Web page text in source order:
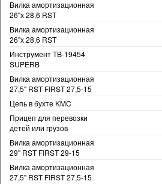
Вилка амортизационная
26"х 28,6 RST
Вилка амортизационная
26"х 28,6 RST
Инструмент TB-19454
SUPERB
Вилка амортизационная
27,5" RST FIRST 27,5-15
Цепь в бухте KMC
Прицеп для перевозки
детей или грузов
Вилка амортизационная
29" RST FIRST 29-15
Вилка амортизационная
27,5" RST FIRST 27,5-15